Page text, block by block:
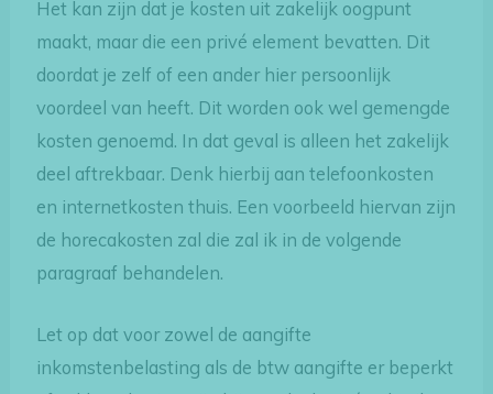
Het kan zijn dat je kosten uit zakelijk oogpunt
maakt, maar die een privé element bevatten. Dit
doordat je zelf of een ander hier persoonlijk
voordeel van heeft. Dit worden ook wel gemengde
kosten genoemd. In dat geval is alleen het zakelijk
deel aftrekbaar. Denk hierbij aan telefoonkosten
en internetkosten thuis. Een voorbeeld hiervan zijn
de horecakosten zal die zal ik in de volgende
paragraaf behandelen.
Let op dat voor zowel de aangifte
inkomstenbelasting als de btw aangifte er beperkt